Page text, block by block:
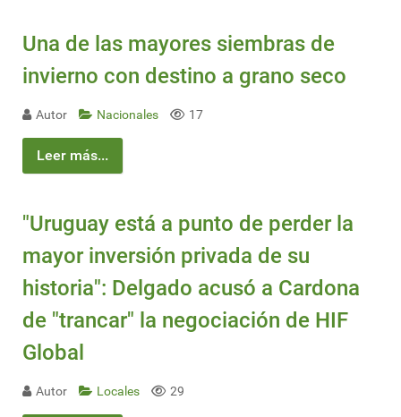
Una de las mayores siembras de
invierno con destino a grano seco
Autor Nacionales 17
Leer más...
"Uruguay está a punto de perder la
mayor inversión privada de su
historia": Delgado acusó a Cardona
de "trancar" la negociación de HIF
Global
Autor Locales 29